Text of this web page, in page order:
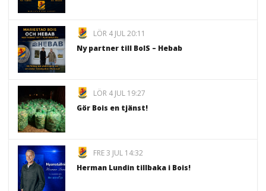
LÖR 4 JUL 20:11
Ny partner till BoIS – Hebab
LÖR 4 JUL 19:27
Gör Bois en tjänst!
FRE 3 JUL 14:32
Herman Lundin tillbaka i Bois!